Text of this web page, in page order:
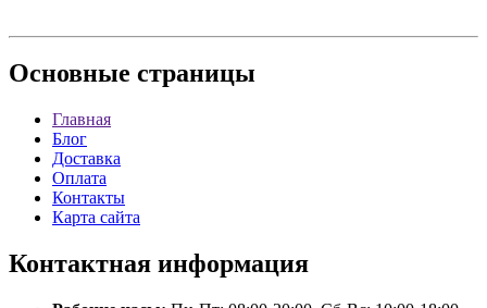
Основные страницы
Главная
Блог
Доставка
Оплата
Контакты
Карта сайта
Контактная информация